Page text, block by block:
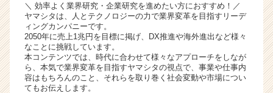
が
届
く
就
活
サ
＼ 効率よく業界研究・企業研究を進めたい方におすすめ！／
ヤマシタは、人とテクノロジーの力で業界変革を目指すリーデ
ィングカンパニーです。
2050年に売上1兆円を目標に掲げ、DX推進や海外進出など様々
なことに挑戦しています。
本コンテンツでは、時代に合わせて様々なアプローチをしなが
ら、本気で業界変革を目指すヤマシタの視点で、事業や仕事内
容はもちろんのこと、それらを取り巻く社会変動や市場につい
てもお伝えします。